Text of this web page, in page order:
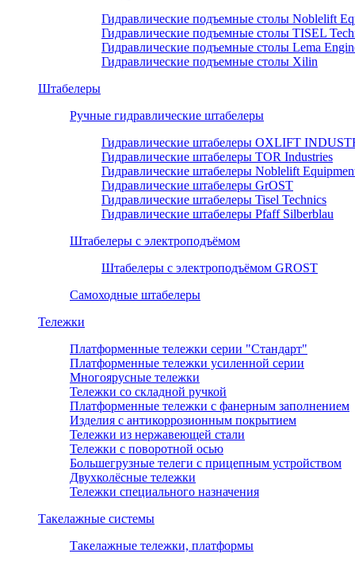
Гидравлические подъемные столы Noblelift
Гидравлические подъемные столы TISEL
Гидравлические подъемные столы Lema
Гидравлические подъемные столы Xilin
Штабелеры
Ручные гидравлические штабелеры
Гидравлические штабелеры OXLIFT
Гидравлические штабелеры TOR Industries
Гидравлические штабелеры Noblelift
Гидравлические штабелеры GrOST
Гидравлические штабелеры Tisel Technics
Гидравлические штабелеры Pfaff Silberblau
Штабелеры с электроподъёмом
Штабелеры с электроподъёмом GROST
Самоходные штабелеры
Тележки
Платформенные тележки серии "Стандарт"
Платформенные тележки усиленной серии
Многоярусные тележки
Тележки со складной ручкой
Платформенные тележки с фанерным заполнением
Изделия с антикоррозионным покрытием
Тележки из нержавеющей стали
Тележки с поворотной осью
Большегрузные телеги с прицепным устройством
Двухколёсные тележки
Тележки специального назначения
Такелажные системы
Такелажные тележки, платформы